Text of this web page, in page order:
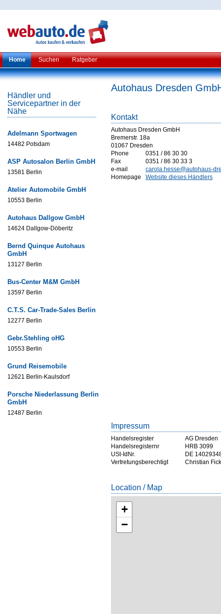
Home Suchen Ratgeber
Händler und
Servicepartner in der
Nähe
Adelmann Sportwagen
14482 Potsdam
ASP Autosalon Berlin GmbH
13581 Berlin
Atelier Automobile GmbH
10553 Berlin
Autohaus Dallgow GmbH
14624 Dallgow-Döberitz
Bernd Quinque Autohaus
GmbH
13127 Berlin
Bus-Center M&M GmbH
13597 Berlin
C.T.S. Car-Trade-Sales Berlin
12277 Berlin
Gebr.Stehling oHG
10553 Berlin
Grund Reisemobile
12621 Berlin-Kaulsdorf
Porsche Niederlassung Berlin
GmbH
12487 Berlin
Autohaus Dresden
Kontakt
Autohaus Dresden GmbH
Bremerstr. 18a
01067 Dresden
Phone
0351 / 86 30 30
Fax
0351 / 86 30 33 3
e-mail
carola.hesse@autohaus-
Homepage
Website dieses Händlers
Impressum
Handelsregister
AG Dresden
Handelsregisternr
HRB 3099
USt-IdNr.
DE
Vertretungsberechtigt
Christian
Location / Map
+
−